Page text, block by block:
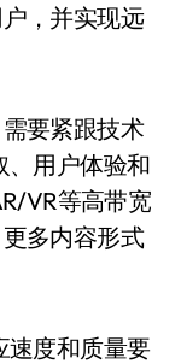
，并实现远
要紧跟技术
、用户体验和
VR等高带宽
多内容形式
速度和质量要